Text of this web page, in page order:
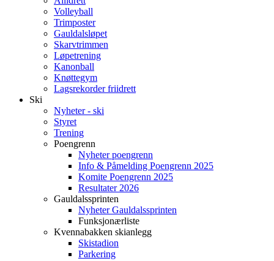
Volleyball
Trimposter
Gauldalsløpet
Skarvtrimmen
Løpetrening
Kanonball
Knøttegym
Lagsrekorder friidrett
Ski
Nyheter - ski
Styret
Trening
Poengrenn
Nyheter poengrenn
Info & Påmelding Poengrenn 2025
Komite Poengrenn 2025
Resultater 2026
Gauldalssprinten
Nyheter Gauldalssprinten
Funksjonærliste
Kvennabakken skianlegg
Skistadion
Parkering